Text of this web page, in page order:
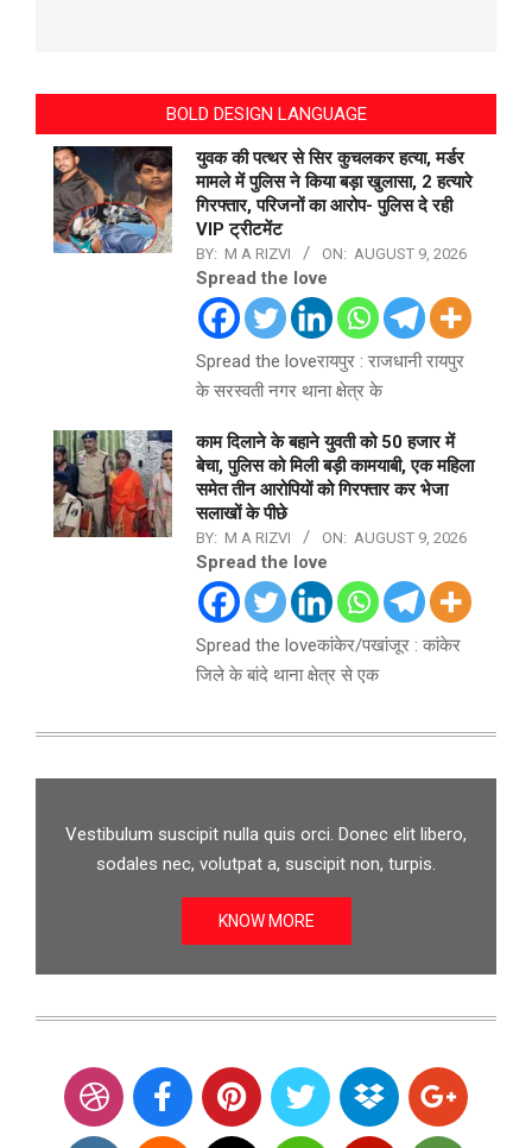
BOLD DESIGN LANGUAGE
युवक की पत्थर से सिर कुचलकर हत्या, मर्डर
मामले में पुलिस ने किया बड़ा खुलासा, 2 हत्यारे
गिरफ्तार, परिजनों का आरोप- पुलिस दे रही
VIP ट्रीटमेंट
BY: M A RIZVI ON: AUGUST 9, 2026
Spread the love
Spread the loveरायपुर : राजधानी रायपुर
के सरस्वती नगर थाना क्षेत्र के
काम दिलाने के बहाने युवती को 50 हजार में
बेचा, पुलिस को मिली बड़ी कामयाबी, एक महिला
समेत तीन आरोपियों को गिरफ्तार कर भेजा
सलाखों के पीछे
BY: M A RIZVI ON: AUGUST 9, 2026
Spread the love
Spread the loveकांकेर/पखांजूर : कांकेर
जिले के बांदे थाना क्षेत्र से एक
Vestibulum suscipit nulla quis orci. Donec elit libero,
sodales nec, volutpat a, suscipit non, turpis.
KNOW MORE